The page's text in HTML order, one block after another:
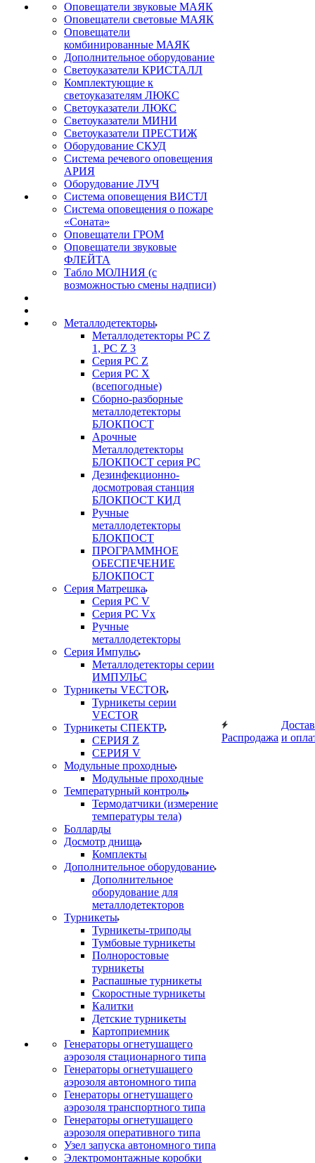
Оповещатели звуковые МАЯК
Оповещатели световые МАЯК
Оповещатели
комбинированные МАЯК
Дополнительное оборудование
Светоуказатели КРИСТАЛЛ
Комплектующие к
светоуказателям ЛЮКС
Светоуказатели ЛЮКС
Светоуказатели МИНИ
Светоуказатели ПРЕСТИЖ
Оборудование СКУД
Система речевого оповещения
АРИЯ
Оборудование ЛУЧ
Система оповещения ВИСТЛ
Система оповещения о пожаре
«Соната»
Оповещатели ГРОМ
Оповещатели звуковые
ФЛЕЙТА
Табло МОЛНИЯ (с
возможностью смены надписи)
Металлодетекторы
Металлодетекторы РС Z
1, PC Z 3
Серия РС Z
Серия РС X
(всепогодные)
Сборно-разборные
металлодетекторы
БЛОКПОСТ
Арочные
Металлодетекторы
БЛОКПОСТ серия РС
Дезинфекционно-
досмотровая станция
БЛОКПОСТ КИД
Ручные
металлодетекторы
БЛОКПОСТ
ПРОГРАММНОЕ
ОБЕСПЕЧЕНИЕ
БЛОКПОСТ
Серия Матрешка
Серия PC V
Серия PC Vx
Ручные
металлодетекторы
Серия Импульс
Металлодетекторы серии
ИМПУЛЬС
Турникеты VECTOR
Турникеты серии
VECTOR
Турникеты СПЕКТР
СЕРИЯ Z
СЕРИЯ V
Модульные проходные
Модульные проходные
Температурный контроль
Термодатчики (измерение
температуры тела)
Болларды
Досмотр днища
Комплекты
Дополнительное оборудование
Дополнительное
оборудование для
металлодетекторов
Турникеты
Турникеты-триподы
Тумбовые турникеты
Полноростовые
турникеты
Распашные турникеты
Скоростные турникеты
Калитки
Детские турникеты
Картоприемник
Генераторы огнетушащего
аэрозоля стационарного типа
Генераторы огнетушащего
аэрозоля автономного типа
Генераторы огнетушащего
аэрозоля транспортного типа
Генераторы огнетушащего
аэрозоля оперативного типа
Узел запуска автономного типа
Электромонтажные коробки
Распродажа и